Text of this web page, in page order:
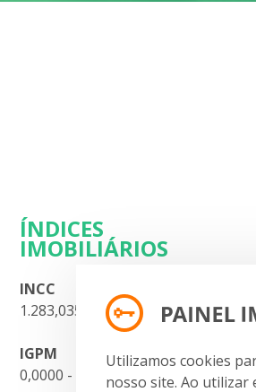
ÍNDICES
IMOBILIÁRIOS
INCC
1.283,035 - 07.2026
IGPM
0,0000 - 07.2026
Utilizamos cookies
nosso site. Ao utilizar